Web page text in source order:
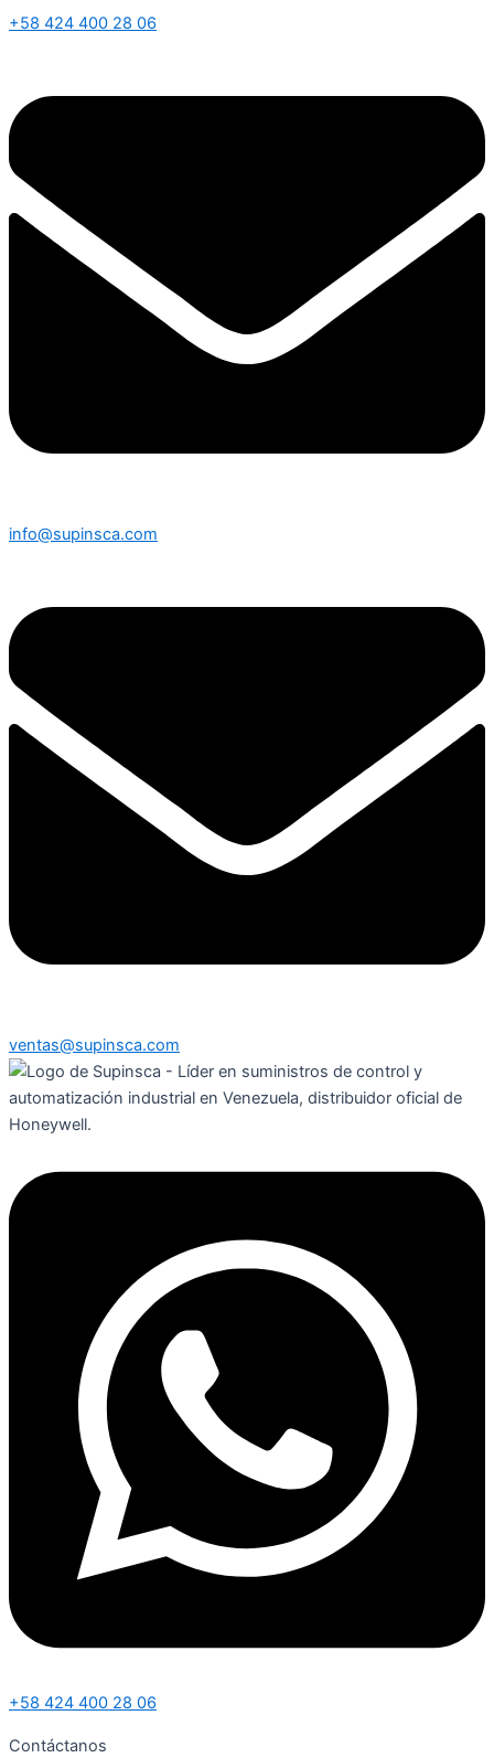
+58 424 400 28 06
info@supinsca.com
ventas@supinsca.com
+58 424 400 28 06
Contáctanos